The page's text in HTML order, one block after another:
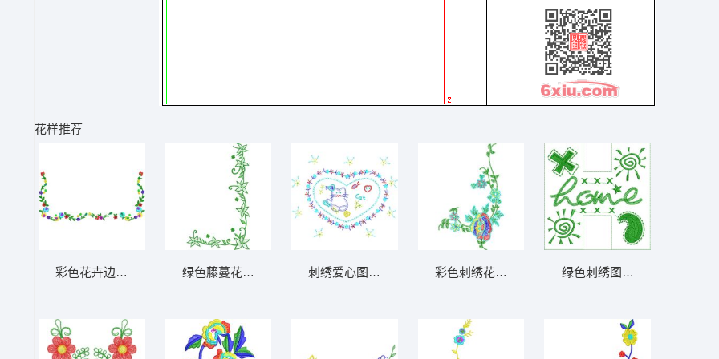
花样推荐
彩色花卉边框装饰 免费大花系列1万针以上绿色藤蔓花卉边框图案 免费大花系列1万针以刺绣爱心图案设计 免费大花系列1万针以上彩色刺绣花卉图案 免费大花系列1万针以上
绿色刺绣图案设计集合 免费